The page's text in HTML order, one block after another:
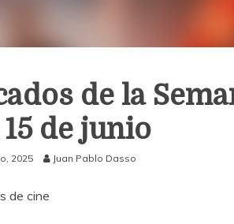
de la
de junio
2025 Juan Pablo Dasso
de cine